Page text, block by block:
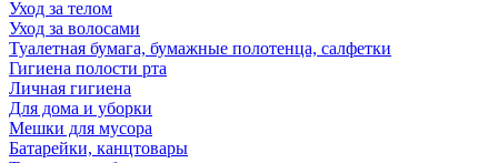
Уход за телом
Уход за волосами
Туалетная бумага, бумажные полотенца, салфетки
Гигиена полости рта
Личная гигиена
Для дома и уборки
Мешки для мусора
Батарейки, канцтовары